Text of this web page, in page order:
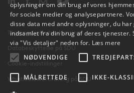
Tilgængelighedserklæring
Databeskyttelse på SDU
Cookie-indstillinger
Whistleblowerordning på SDU
oplysninger om din brug af vores
for sociale medier og analysepartnere.
disse data med andre oplysninger, du
indsamlet fra din brug af deres tjenester.
via "Vis detaljer" neden for. Læs mere
NØDVENDIGE
MÅLRETTEDE IKKE-